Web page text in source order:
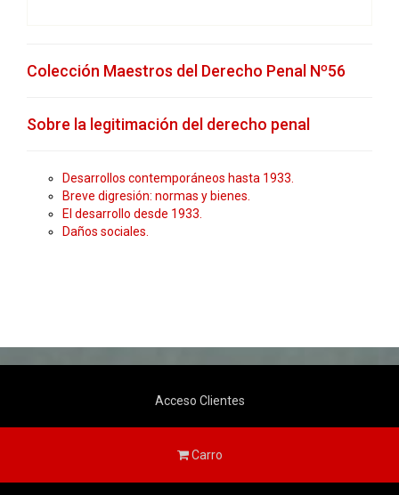
Colección Maestros del Derecho Penal Nº56
Sobre la legitimación del derecho penal
Desarrollos contemporáneos hasta 1933.
Breve digresión: normas y bienes.
El desarrollo desde 1933.
Daños sociales.
Acceso Clientes
Carro